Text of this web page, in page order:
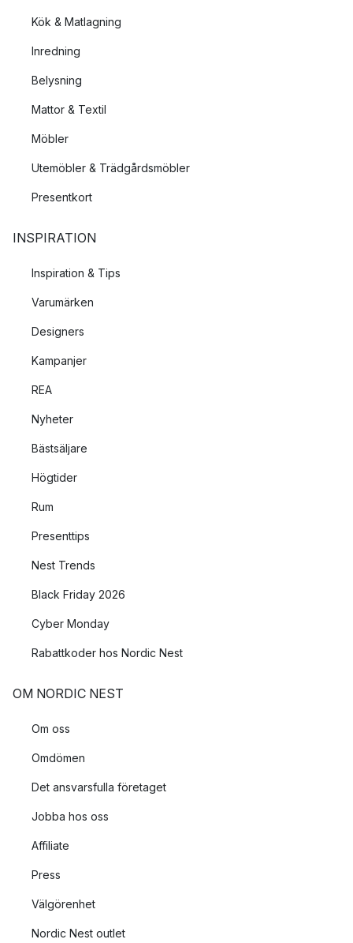
Kök & Matlagning
Inredning
Belysning
Mattor & Textil
Möbler
Utemöbler & Trädgårdsmöbler
Presentkort
INSPIRATION
Inspiration & Tips
Varumärken
Designers
Kampanjer
REA
Nyheter
Bästsäljare
Högtider
Rum
Presenttips
Nest Trends
Black Friday 2026
Cyber Monday
Rabattkoder hos Nordic Nest
OM NORDIC NEST
Om oss
Omdömen
Det ansvarsfulla företaget
Jobba hos oss
Affiliate
Press
Välgörenhet
Nordic Nest outlet